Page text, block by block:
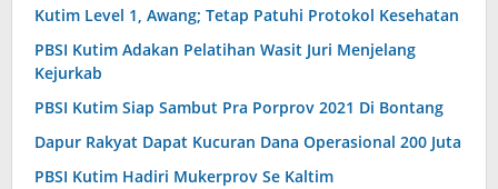
Kutim Level 1, Awang; Tetap Patuhi Protokol Kesehatan
PBSI Kutim Adakan Pelatihan Wasit Juri Menjelang
Kejurkab
PBSI Kutim Siap Sambut Pra Porprov 2021 Di Bontang
Dapur Rakyat Dapat Kucuran Dana Operasional 200 Juta
PBSI Kutim Hadiri Mukerprov Se Kaltim